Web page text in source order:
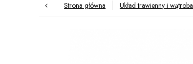
Strona główna Układ trawienny i wątroba